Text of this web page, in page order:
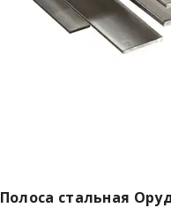
Полоса стальная